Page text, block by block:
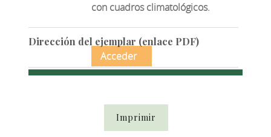
con cuadros climatológicos.
Dirección del ejemplar (enlace PDF)
Acceder
Imprimir